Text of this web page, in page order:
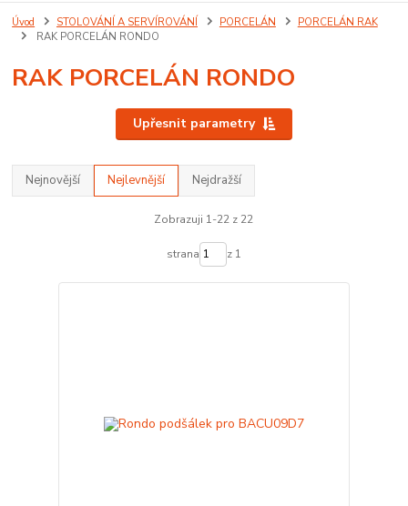
Úvod STOLOVÁNÍ A SERVÍROVÁNÍ PORCELÁN
PORCELÁN RAK
RAK PORCELÁN RONDO
RAK PORCELÁN RONDO
Upřesnit parametry
Nejnovější Nejlevnější Nejdražší
Zobrazuji 1-22 z 22
strana z 1